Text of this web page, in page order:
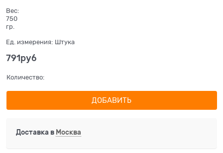
Вес:
750
гр.
Ед. измерения: Штука
791 руб
Количество:
ДОБАВИТЬ
Доставка в Москва